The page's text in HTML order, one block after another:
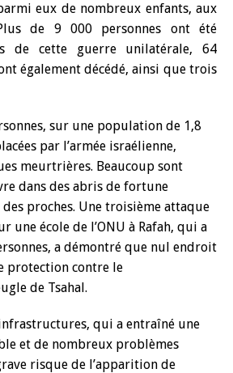
eux de nombreux enfants, aux
de 9 000 personnes ont été
de cette guerre unilatérale, 64
également décédé, ainsi que trois
sur une population de 1,8
par l’armée israélienne,
meurtrières. Beaucoup sont
dans des abris de fortune
proches. Une troisième attaque
une école de l’ONU à Rafah, qui a
a démontré que nul endroit
protection contre le
de Tsahal.
qui a entraîné une
et de nombreux problèmes
risque de l’apparition de